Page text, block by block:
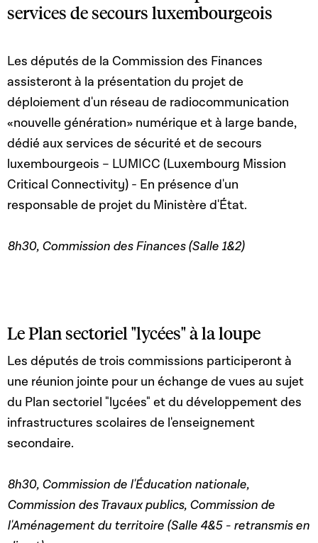
services de secours luxembourgeois
Les députés de la Commission des Finances
assisteront à la présentation du projet de
déploiement d'un réseau de radiocommunication
«nouvelle génération» numérique et à large bande,
dédié aux services de sécurité et de secours
luxembourgeois – LUMICC (Luxembourg Mission
Critical Connectivity) - En présence d'un
responsable de projet du Ministère d'État.
8h30, Commission des Finances (Salle 1&2)
Le Plan sectoriel "lycées" à la loupe
Les députés de trois commissions participeront à
une réunion jointe pour un échange de vues au sujet
du Plan sectoriel "lycées" et du développement des
infrastructures scolaires de l'enseignement
secondaire.
8h30, Commission de l'Éducation nationale,
Commission des Travaux publics, Commission de
l'Aménagement du territoire (Salle 4&5 - retransmis en